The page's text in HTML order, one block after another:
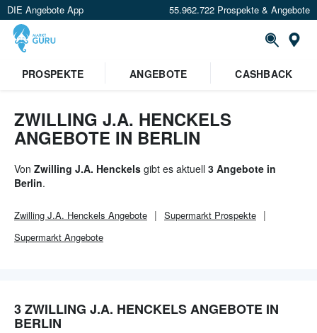
DIE Angebote App 55.962.722 Prospekte & Angebote
Standort festlegen
PROSPEKTE ANGEBOTE CASHBACK
ZWILLING J.A. HENCKELS
ANGEBOTE IN BERLIN
Von Zwilling J.A. Henckels gibt es aktuell 3 Angebote in
Berlin.
Zwilling J.A. Henckels Angebote Supermarkt Prospekte
Supermarkt Angebote
3 ZWILLING J.A. HENCKELS ANGEBOTE IN
BERLIN